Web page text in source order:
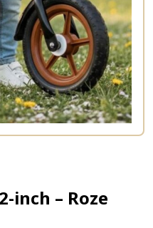
inch – Roze